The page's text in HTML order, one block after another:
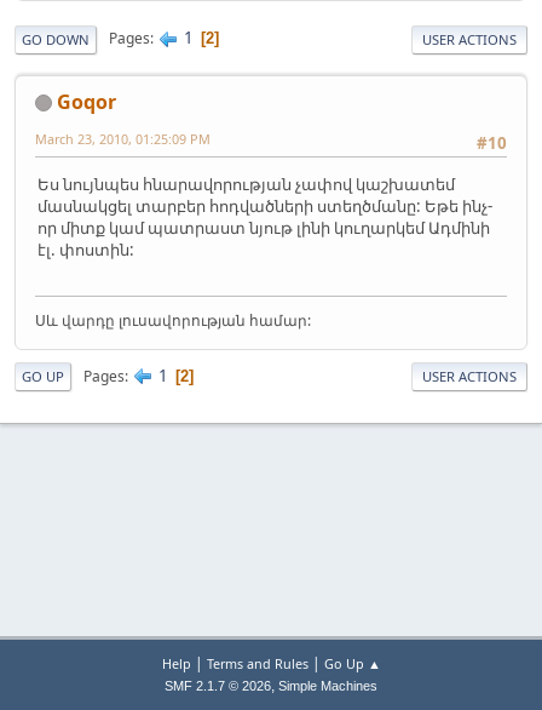
GO DOWN Pages 1 2 USER ACTIONS
Goqor
#10
March 23, 2010, 01:25:09 PM
Ես նույնպես հնարավորության չափով կաշխատեմ
մասնակցել տարբեր հոդվածների ստեղծմանը: Եթե ինչ-
որ միտք կամ պատրաստ նյութ լինի կուղարկեմ Ադմինի
էլ. փոստին:
Սև վարդը լուսավորության համար:
GO UP Pages 1 2 USER ACTIONS
Help | Terms and Rules| Go Up ▲
SMF 2.1.7 © 2026, Simple Machines